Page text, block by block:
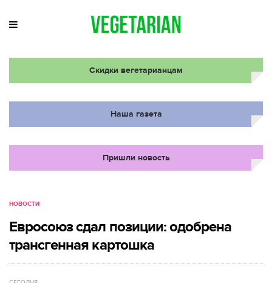
Скидки вегетарианцам
Наша газета
Пришли новость
НОВОСТИ
Евросоюз сдал позиции: одобрена
трансгенная картошка